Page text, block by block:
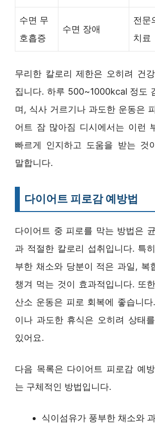
수면 무
호흡증
수면 장애
전문
치료
무리한 칼로리 제한은 오히려 건
집니다. 하루 500~1000kcal 정도
며, 식사 거르기나 과도한 운동은
어트 잠 많아짐 디시에서는 이런
빠르게 인지하고 도움을 받는 것
말합니다.
다이어트 피로감 예방법
다이어트 중 피로를 막는 방법은
과 적절한 칼로리 섭취입니다. 특
부한 채소와 당분이 적은 과일, 복
챙겨 먹는 것이 효과적입니다. 또
산소 운동은 피로 회복에 좋습니
이나 과도한 휴식은 오히려 상태
있어요.
다음 목록은 다이어트 피로감 예
는 구체적인 방법입니다.
식이섬유가 풍부한 채소와